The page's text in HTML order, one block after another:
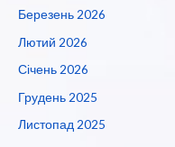
Березень 2026
Лютий 2026
Січень 2026
Грудень 2025
Листопад 2025